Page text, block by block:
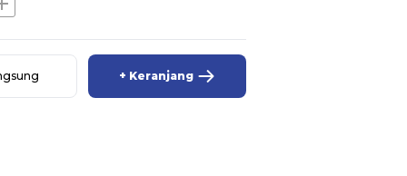
+ Keranjang